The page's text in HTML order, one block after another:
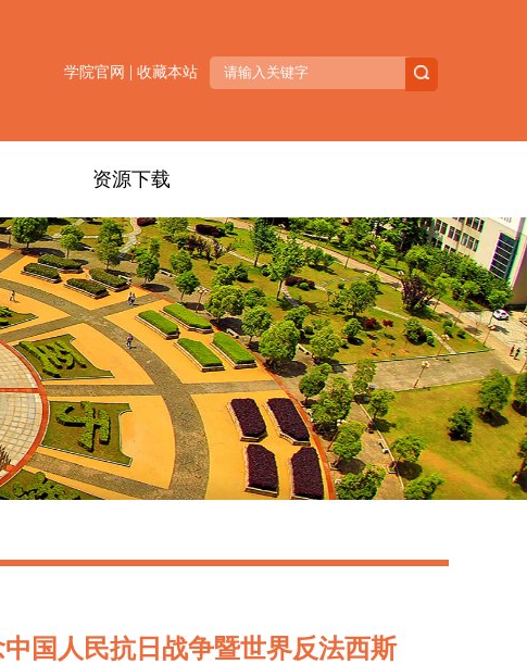
学院官网 | 收藏本站
资源下载
国人民抗日战争暨世界反法西斯